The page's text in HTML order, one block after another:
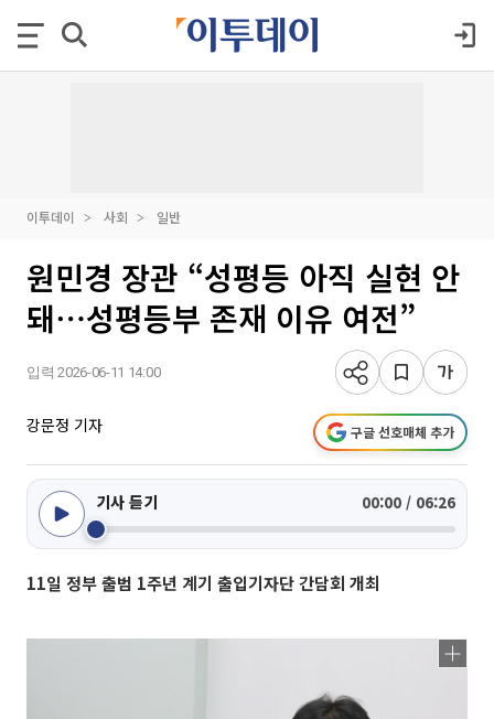
이투데이 사회 일반
원민경 장관 “성평등 아직 실현 안
돼⋯성평등부 존재 이유 여전”
입력 2026-06-11 14:00
강문정 기자 구글 선호매체 추가
기사 듣기 00:00 / 06:26
11일 정부 출범 1주년 계기 출입기자단 간담회 개최